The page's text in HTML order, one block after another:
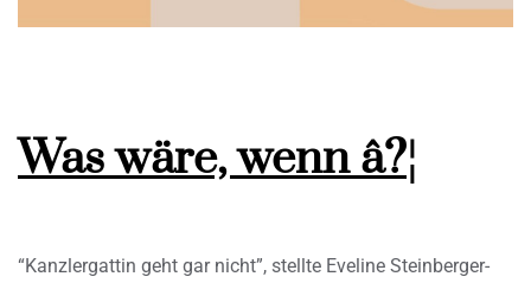
Was wäre, wenn â?¦
“Kanzlergattin geht gar nicht”, stellte Eveline Steinberger-